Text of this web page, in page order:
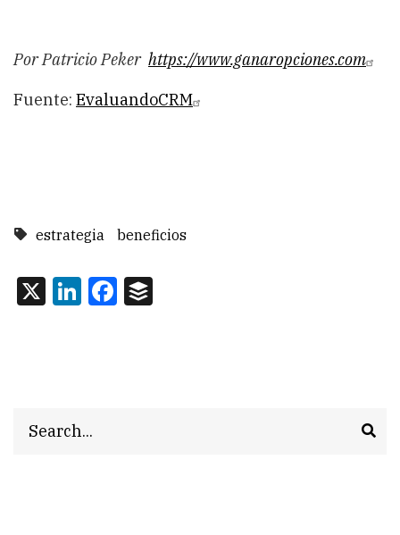
Por Patricio Peker https://www.ganaropciones.com
Fuente: EvaluandoCRM
estrategia beneficios
X LinkedIn
Facebook